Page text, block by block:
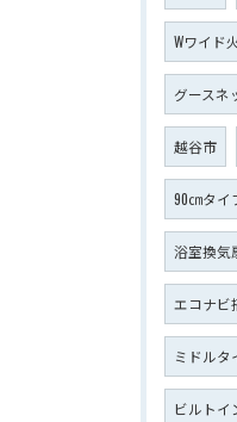
Wワイド
グースネ
越谷市
90㎝タイ
浴室換気
エコナビ
ミドルタ
ビルトイ